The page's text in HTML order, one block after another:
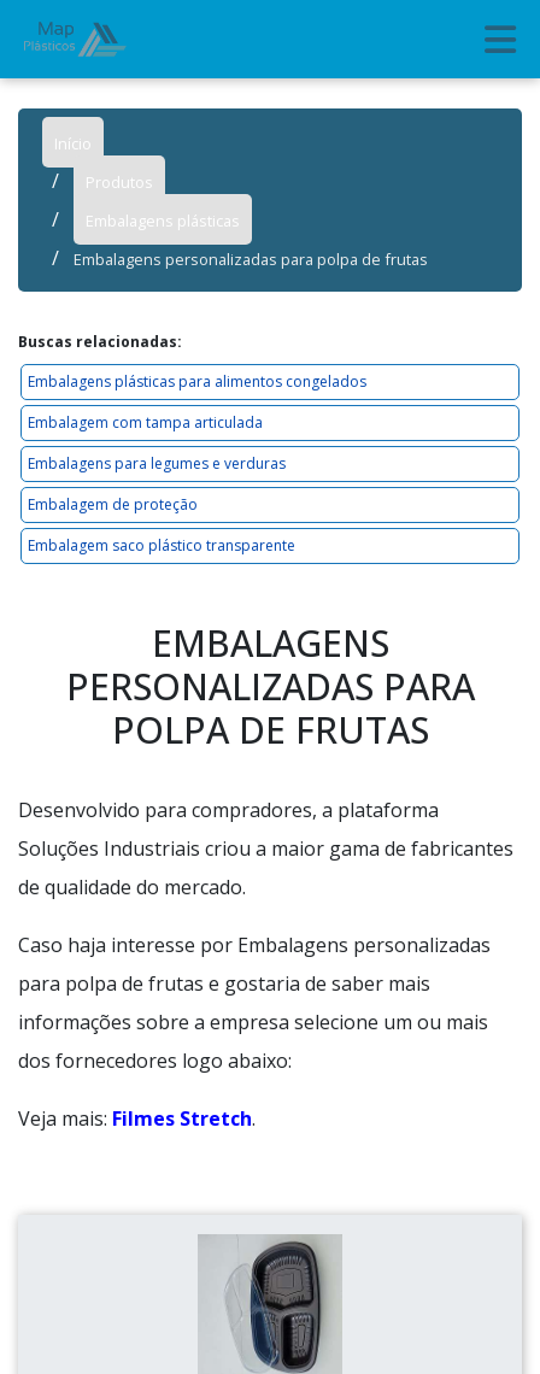
Início
Produtos
Embalagens plásticas
Embalagens personalizadas para polpa de frutas
Buscas relacionadas:
Embalagens plásticas para alimentos congelados
Embalagem com tampa articulada
Embalagens para legumes e verduras
Embalagem de proteção
Embalagem saco plástico transparente
EMBALAGENS
PERSONALIZADAS PARA
POLPA DE FRUTAS
Desenvolvido para compradores, a plataforma
Soluções Industriais criou a maior gama de fabricantes
de qualidade do mercado.
Caso haja interesse por Embalagens personalizadas
para polpa de frutas e gostaria de saber mais
informações sobre a empresa selecione um ou mais
dos fornecedores logo abaixo:
Veja mais: Filmes Stretch.